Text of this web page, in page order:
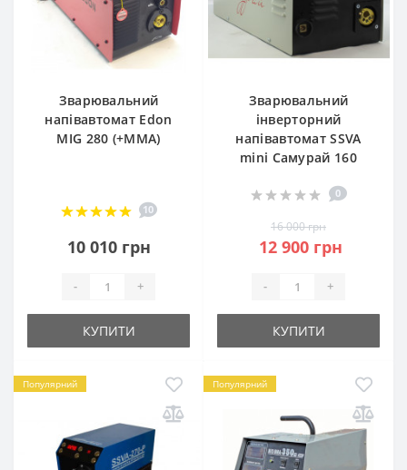
Зварювальний
напівавтомат Edon
MIG 280 (+MMA)
10
10 010 грн
- +
КУПИТИ
Зварювальний
інверторний
напівавтомат SSVA
mini Самурай 160
0
16 000 грн
12 900 грн
- +
КУПИТИ
Популярний Популярний